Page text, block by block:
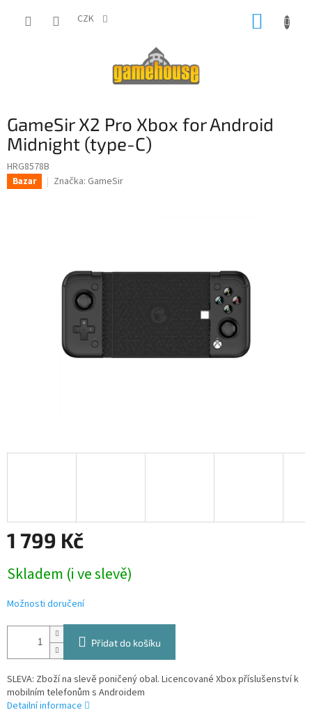
CZK
GameSir X2 Pro Xbox for Android
Midnight (type-C)
HRG8578B
Bazar Značka: GameSir
1 799 Kč
cena:
Skladem (i ve slevě)
Možnosti doručení
Přidat do košíku
SLEVA: Zboží na slevě poničený obal. Licencované Xbox příslušenství k
mobilním telefonům s Androidem
Detailní informace